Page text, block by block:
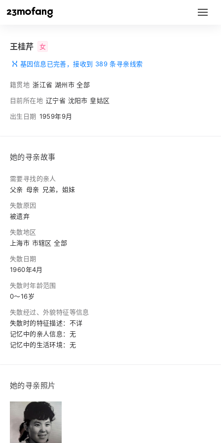
王桂芹 女
基因信息已完善，接收到 389 条寻亲线索
籍贯地 浙江省 湖州市 全部
目前所在地 辽宁省 沈阳市 皇姑区
出生日期 1959年9月
她的寻亲故事
需要寻找的亲人
父亲 母亲
兄弟，姐妹
失散原因
被遗弃
失散地区
上海市 市辖区 全部
失散日期
1960年4月
失散时年龄范围
0～16岁
失散经过、外貌特征等信息
失散时的特征描述：不详
记忆中的亲人信息：无
记忆中的生活环境：无
她的寻亲照片